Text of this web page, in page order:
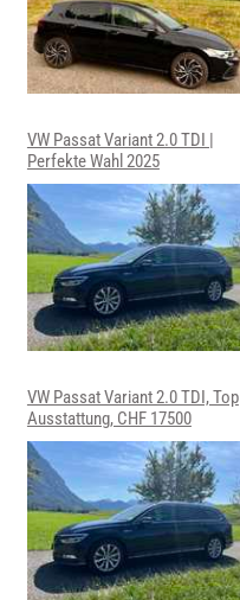
VW Passat Variant 2.0 TDI |
Perfekte Wahl 2025
VW Passat Variant 2.0 TDI, Top
Ausstattung, CHF 17500